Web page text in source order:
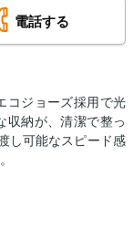
電話する
コジョーズ採用で光
収納が、清潔で整っ
し可能なスピード感